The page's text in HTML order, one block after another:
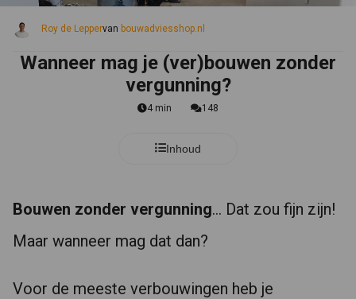
Roy de Leppervan bouwadviesshop.nl
Wanneer mag je (ver)bouwen zonder
vergunning?
4 min 148
Inhoud
Bouwen zonder vergunning… Dat zou fijn zijn!
Maar wanneer mag dat dan?
Voor de meeste verbouwingen heb je